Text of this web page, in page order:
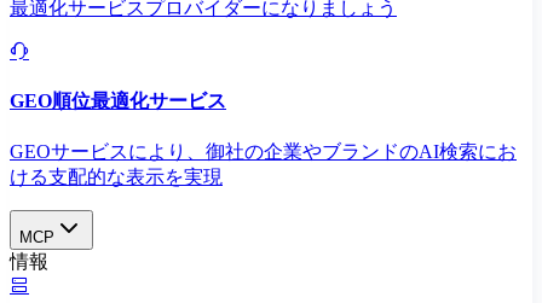
最適化サービスプロバイダーになりましょう
GEO順位最適化サービス
GEOサービスにより、御社の企業やブランドのAI検索にお
ける支配的な表示を実現​
MCP
情報